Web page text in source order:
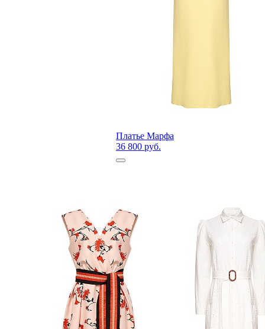
Платье Марфа
36 800 руб.